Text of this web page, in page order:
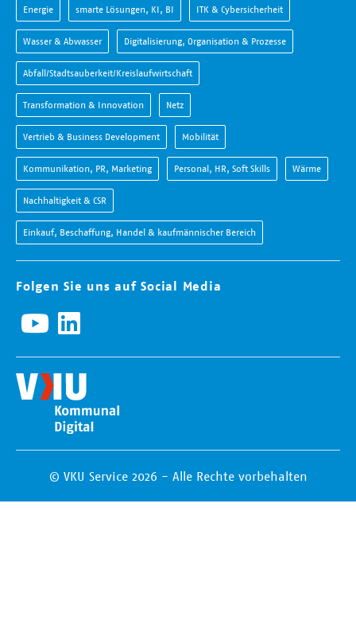
Energie smarte Lösungen, KI, BI ITK & Cybersicherheit
Wasser & Abwasser Digitalisierung, Organisation & Prozesse
Abfall/Stadtsauberkeit/Kreislaufwirtschaft
Transformation & Innovation Netz
Vertrieb & Business Development Mobilität
Kommunikation, PR, Marketing Personal, HR, Soft Skills Wärme
Nachhaltigkeit & CSR
Einkauf, Beschaffung, Handel & kaufmännischer Bereich
Folgen Sie uns auf Social Media
© VKU Service 2026 - Alle Rechte vorbehalten